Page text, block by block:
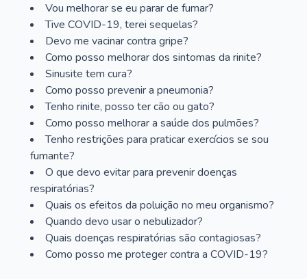
Vou melhorar se eu parar de fumar?
Tive COVID-19, terei sequelas?
Devo me vacinar contra gripe?
Como posso melhorar dos sintomas da rinite?
Sinusite tem cura?
Como posso prevenir a pneumonia?
Tenho rinite, posso ter cão ou gato?
Como posso melhorar a saúde dos pulmões?
Tenho restrições para praticar exercícios se sou
fumante?
O que devo evitar para prevenir doenças
respiratórias?
Quais os efeitos da poluição no meu organismo?
Quando devo usar o nebulizador?
Quais doenças respiratórias são contagiosas?
Como posso me proteger contra a COVID-19?